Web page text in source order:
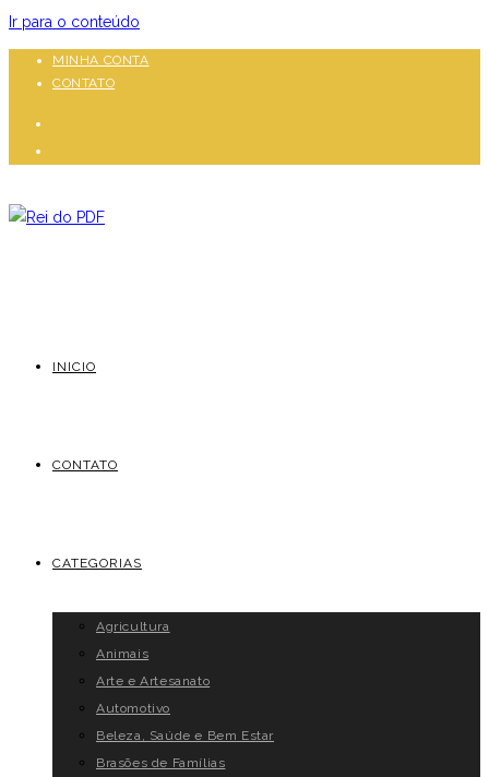
Ir para o conteúdo
MINHA CONTA
CONTATO
INICIO
CONTATO
CATEGORIAS
Agricultura
Animais
Arte e Artesanato
Automotivo
Beleza, Saúde e Bem Estar
Brasões de Famílias